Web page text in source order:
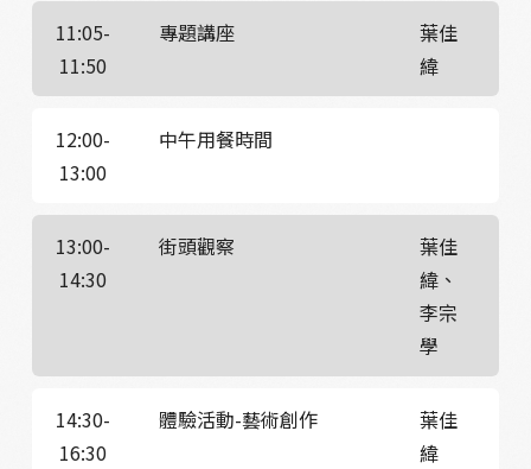
11:05-
11:50
專題講座
葉佳
緯
12:00-
13:00
中午用餐時間
13:00-
14:30
街頭觀察
葉佳
緯、
李宗
學
14:30-
16:30
體驗活動-藝術創作
葉佳
緯